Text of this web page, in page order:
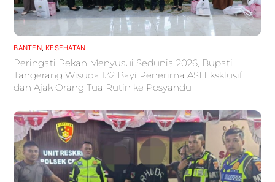
BANTEN, KESEHATAN
Peringati Pekan Menyusui Sedunia 2026, Bupati
Tangerang Wisuda 132 Bayi Penerima ASI Eksklusif
dan Ajak Orang Tua Rutin ke Posyandu